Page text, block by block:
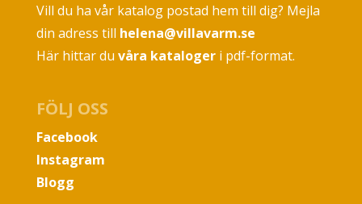
Vill du ha vår katalog postad hem till dig? Mejla
din adress till helena@villavarm.se
Här hittar du våra katalogeri pdf-format.
FÖLJ OSS
Facebook
Instagram
Blogg